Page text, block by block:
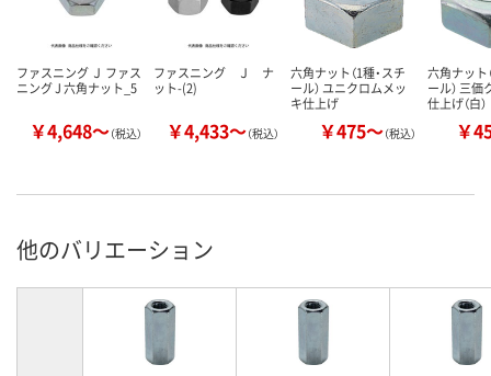
ファスニング Ｊ ファス
ニング J 六角ナット_5
￥4,648～（税込）
ファスニング Ｊ ナ
ット-(2)
￥4,433～（税込）
六角ナット（1種・スチ
ール） ユニクロムメッ
キ仕上げ
￥475～（税込）
六角ナット
ール） 三
仕上げ（白）
￥
他のバリエーション